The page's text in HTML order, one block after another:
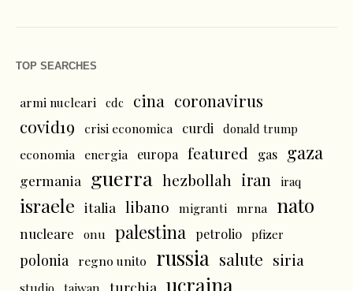
TOP SEARCHES
armi nucleari cdc cina coronavirus
covid19 crisi economica curdi donald trump
economia energia europa featured gas gaza
germania guerra hezbollah iran iraq
israele italia libano migranti mrna nato
nucleare onu palestina petrolio pfizer
polonia regno unito russia salute siria
studio taiwan turchia ucraina